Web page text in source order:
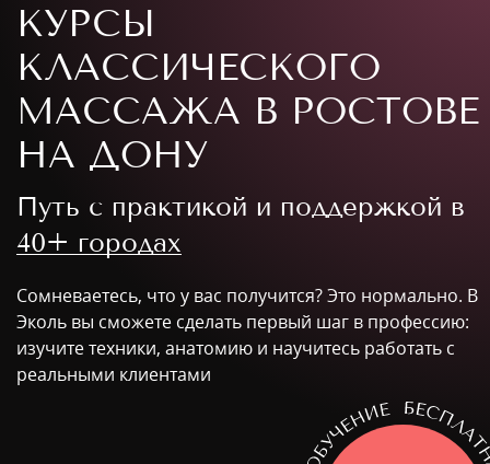
КУРСЫ
КЛАССИЧЕСКОГО
МАССАЖА В РОСТОВЕ
НА ДОНУ
Путь с практикой и поддержкой в
40+ городах
Сомневаетесь, что у вас получится? Это нормально. В
Эколь вы сможете сделать первый шаг в профессию:
изучите техники, анатомию и научитесь работать с
реальными клиентами